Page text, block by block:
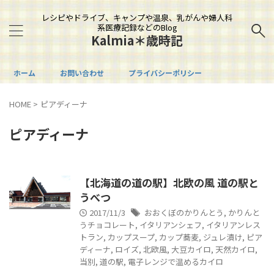
レシピやドライブ、キャンプや温泉、乳がんや婦人科
系医療記録などのBlog
Kalmia＊歳時記
ホーム お問い合わせ プライバシーポリシー
HOME > ピアディーナ
ピアディーナ
【北海道の道の駅】北欧の風 道の駅と
うべつ
2017/11/3 おおくぼのかりんとう , かりんと
うチョコレート, イタリアンシェフ, イタリアンレス
トラン, カップスープ, カップ蕎麦, ジュレ漬け, ピア
ディーナ, ロイズ, 北欧風, 大豆カイロ, 天然カイロ,
当別, 道の駅, 電子レンジで温めるカイロ